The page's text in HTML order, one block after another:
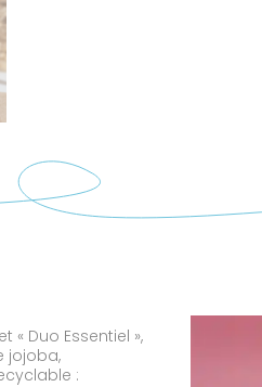
Duo Essentiel »,
jojoba,
: